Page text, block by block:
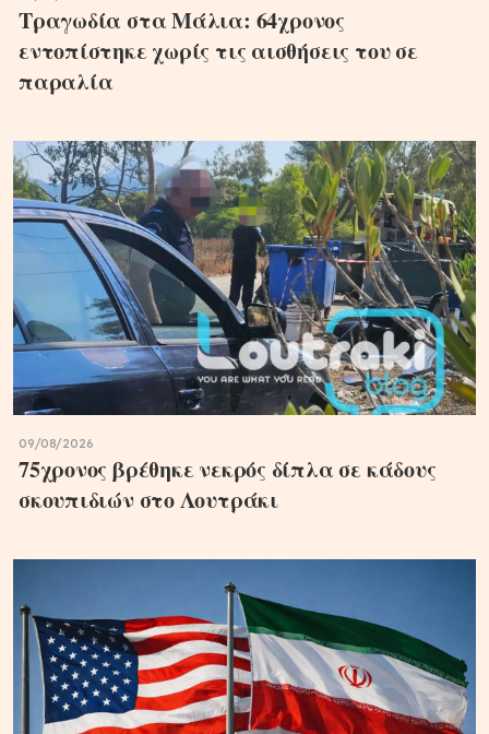
Τραγωδία στα Μάλια: 64χρονος
εντοπίστηκε χωρίς τις αισθήσεις του σε
παραλία
09/08/2026
75χρονος βρέθηκε νεκρός δίπλα σε κάδους
σκουπιδιών στο Λουτράκι